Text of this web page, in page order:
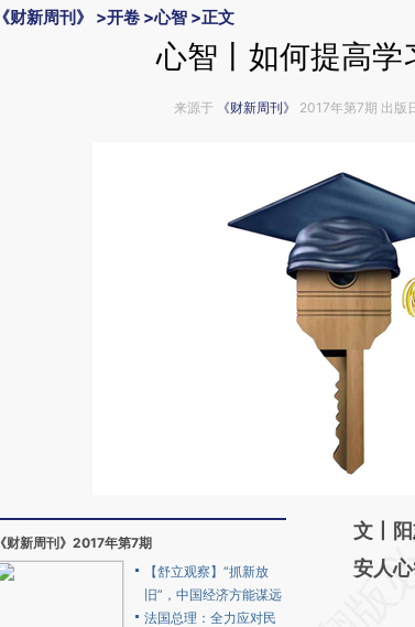
《财新周刊》 >开卷 >心智 >正文
心智丨如何提高学
来源于 《财新周刊》 2017年第7期 出版
《财新周刊》2017年第7期
【舒立观察】“抓新放
旧”，中国经济方能谋远
法国总理：全力应对民
请务必在
AI
文丨
安人心